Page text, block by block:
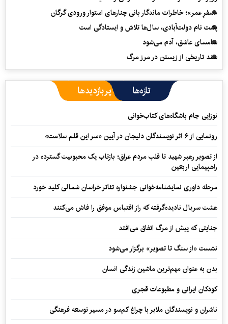
«سفرِ عمر»؛ خاطرات ماندگار بانی چنارهای استوار ورودی گرگان
پشت نام دولت‌آبادی، سال‌ها تلاش و ایستادگی است
سامسای عاشق، آدم می‌شود
سند تاریخی از زیستن در مرز مرگ
تازه‌ها پربازدیدها
نوزایی جام باشگاه‌های کتاب‌خوانی
رونمایی از ۶ اثر نویسندگان دلیجان در آیین «سر این قلم سلامت»
از تصویر رهبر شهید تا قلب مردم عراق؛ بازتاب یک محبوبیت گسترده در
راهپیمایی اربعین
مرحله داوری نمایشنامه‌خوانی جشنواره تئاتر خراسان شمالی کلید خورد
هشت سریال نادیده‌گرفته که راز اقتباس موفق را فاش می‌کنند
جنایتی که پیش از مرگ اتفاق می‌افتد
نشست «از سنگ تا تصویر» برگزار می‌شود
بدن به عنوان مهم‌ترین ماشین زندگی انسان
کودکان ایرانی و مطبوعات قجری
ناشران و نویسندگان ملایر با چراغ کم‌سو در مسیر توسعه فرهنگی